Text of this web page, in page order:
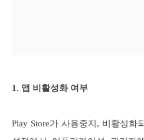
1. 앱 비활성화 여부
Play Store가 사용중지, 비활성화